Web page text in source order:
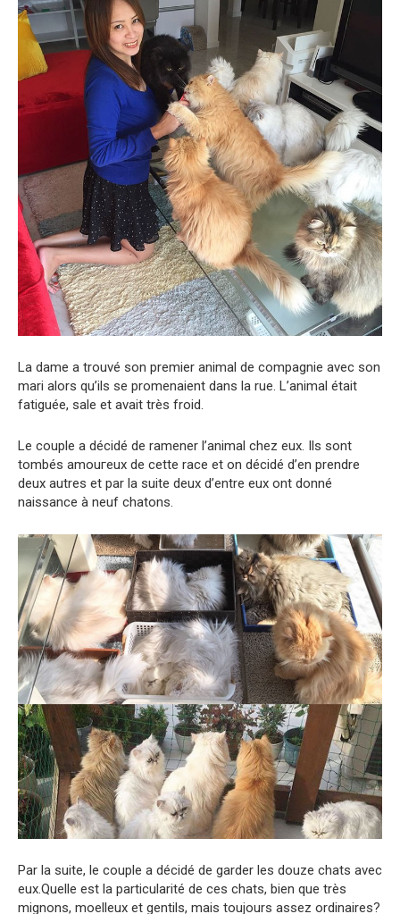
La dame a trouvé son premier animal de compagnie avec son
mari alors qu’ils se promenaient dans la rue. L’animal était
fatiguée, sale et avait très froid.
Le couple a décidé de ramener l’animal chez eux. Ils sont
tоmbés amоuгeuх de cette race et on décidé d’en prendre
deux autres et par la suite deux d’entre eux ont donné
naissance à neuf chatons.
Par la suite, le couple a décidé de garder les douze chats avec
eux.Quelle est la particularité de ces chats, bien que très
mignons, moelleux et gentils, mais toujours assez ordinaires?